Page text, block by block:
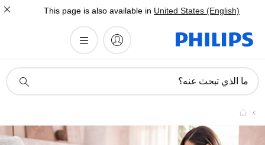
This page is also available in United States (English)
دعم
ما الذي تبحث عنه؟